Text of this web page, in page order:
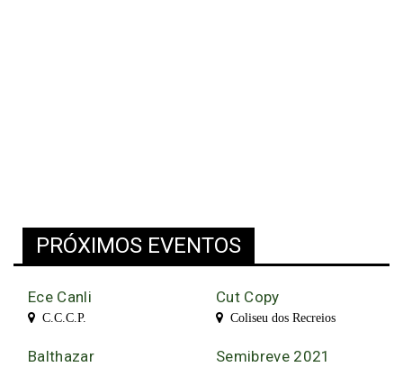
PRÓXIMOS EVENTOS
Ece Canli
C.C.C.P.
Cut Copy
Coliseu dos Recreios
Balthazar Semibreve 2021